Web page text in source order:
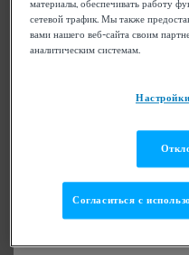
материалы, обеспечивать работу
сетевой трафик. Мы также
вами нашего веб-сайта своим
аналитическим системам.
Согласиться с